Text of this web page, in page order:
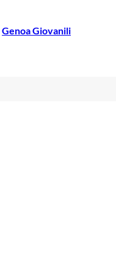
Genoa Giovanili